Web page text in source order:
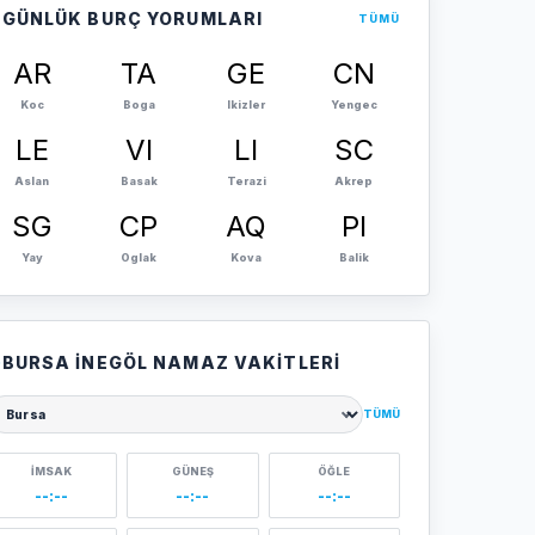
GÜNLÜK BURÇ YORUMLARI TÜMÜ
AR
Koc
TA
Boga
GE
Ikizler
CN
Yengec
LE
Aslan
VI
Basak
LI
Terazi
SC
Akrep
SG
Yay
CP
Oglak
AQ
Kova
PI
Balik
BURSA İNEGÖL NAMAZ VAKITLERI
seçin
TÜMÜ
İMSAK
--:--
GÜNEŞ
--:--
ÖĞLE
--:--